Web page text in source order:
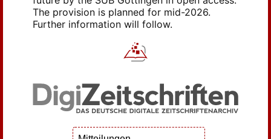
The provision is planned for mid-2026.
Further information will follow.